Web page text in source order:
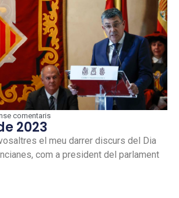
comentaris
2023
el meu darrer discurs del Dia
com a president del parlament